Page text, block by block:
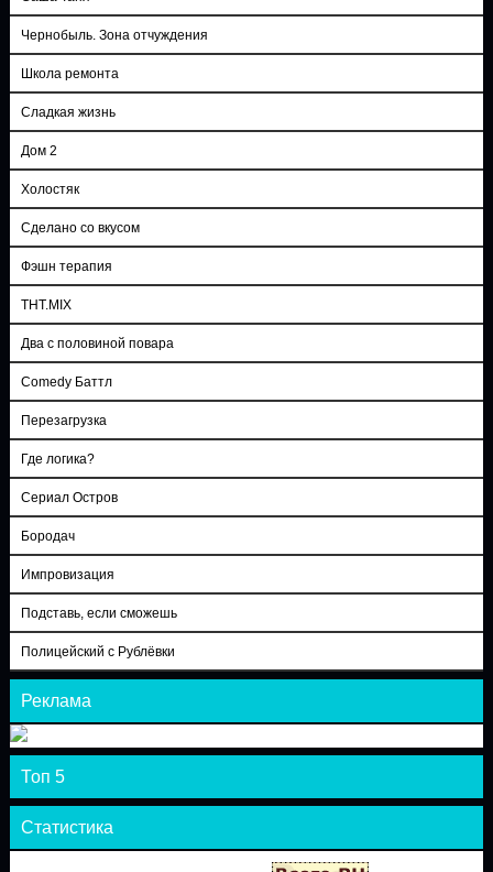
Чернобыль. Зона отчуждения
Школа ремонта
Сладкая жизнь
Дом 2
Холостяк
Сделано со вкусом
Фэшн терапия
ТНТ.MIX
Два с половиной повара
Comedy Баттл
Перезагрузка
Где логика?
Сериал Остров
Бородач
Импровизация
Подставь, если сможешь
Полицейский с Рублёвки
Реклама
Топ 5
Статистика